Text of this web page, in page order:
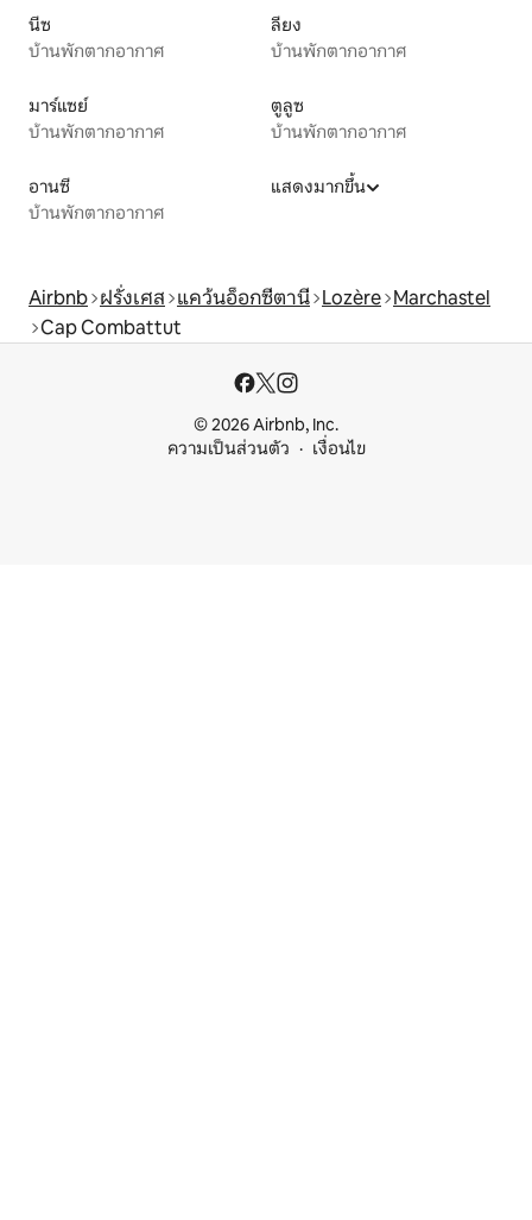
นีซ
บ้านพักตากอากาศ
ลียง
บ้านพักตากอากาศ
มาร์แซย์
บ้านพักตากอากาศ
ตูลูซ
บ้านพักตากอากาศ
อานซี
บ้านพักตากอากาศ
แสดงมากขึ้น
Airbnb ฝรั่งเศส แคว้นอ็อกซีตานี Lozère Marchastel
Cap Combattut
© 2026 Airbnb, Inc.
ความเป็นส่วนตัว
เงื่อนไข